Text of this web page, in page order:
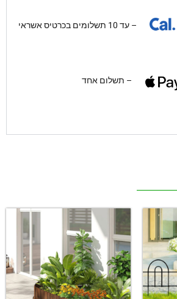
– עד 10 תשלומים בכרטיס אשראי
– תשלום אחד